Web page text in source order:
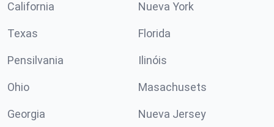
California Nueva York
Texas Florida
Pensilvania Ilinóis
Ohio Masachusets
Georgia Nueva Jersey